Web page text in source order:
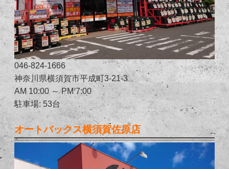
046-824-1666
神奈川県横須賀市平成町3-21-3
AM 10:00 ～ PM 7:00
駐車場: 53台
オートバックス横須賀佐原店